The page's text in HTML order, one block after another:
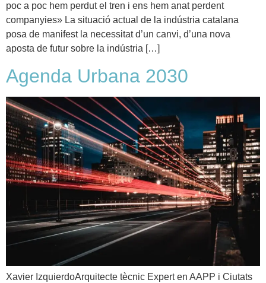
poc a poc hem perdut el tren i ens hem anat perdent
companyies» La situació actual de la indústria catalana
posa de manifest la necessitat d’un canvi, d’una nova
aposta de futur sobre la indústria […]
Agenda Urbana 2030
Xavier IzquierdoArquitecte tècnic Expert en AAPP i Ciutats